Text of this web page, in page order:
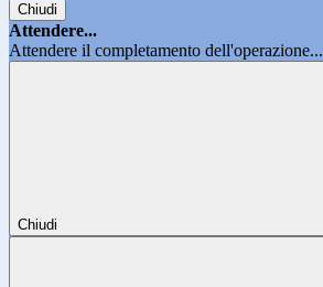
Chiudi
Attendere...
Attendere il completamento dell'operazione...
Chiudi